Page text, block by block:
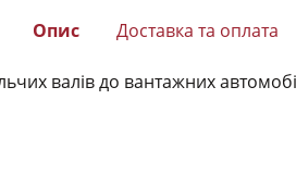
Опис Доставка та оплата
валів до вантажних